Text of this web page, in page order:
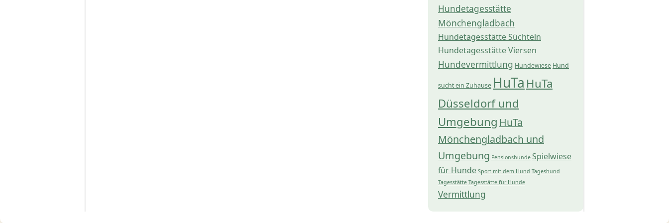
Hundetagesstätte
Mönchengladbach
Hundetagesstätte Süchteln
Hundetagesstätte Viersen
Hundevermittlung Hundewiese Hund
sucht ein Zuhause HuTa HuTa
Düsseldorf und
Umgebung HuTa
Mönchengladbach und
Umgebung Pensionshunde Spielwiese
für Hunde Sport mit dem Hund Tageshund
Tagesstätte Tagesstätte für Hunde
Vermittlung